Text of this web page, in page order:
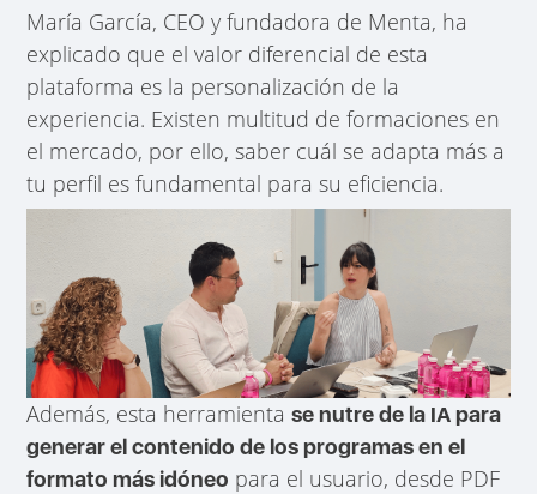
María García, CEO y fundadora de Menta, ha
explicado que el valor diferencial de esta
plataforma es la personalización de la
experiencia. Existen multitud de formaciones en
el mercado, por ello, saber cuál se adapta más a
tu perfil es fundamental para su eficiencia.
Además, esta herramientase nutre de la IA para
generar el contenido de los programas en el
formato más idóneo para el usuario, desde PDF